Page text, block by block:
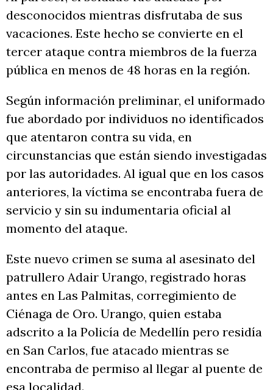
desconocidos mientras disfrutaba de sus
vacaciones. Este hecho se convierte en el
tercer ataque contra miembros de la fuerza
pública en menos de 48 horas en la región.
Según información preliminar, el uniformado
fue abordado por individuos no identificados
que atentaron contra su vida, en
circunstancias que están siendo investigadas
por las autoridades. Al igual que en los casos
anteriores, la víctima se encontraba fuera de
servicio y sin su indumentaria oficial al
momento del ataque.
Este nuevo crimen se suma al asesinato del
patrullero Adair Urango, registrado horas
antes en Las Palmitas, corregimiento de
Ciénaga de Oro. Urango, quien estaba
adscrito a la Policía de Medellín pero residía
en San Carlos, fue atacado mientras se
encontraba de permiso al llegar al puente de
esa localidad.